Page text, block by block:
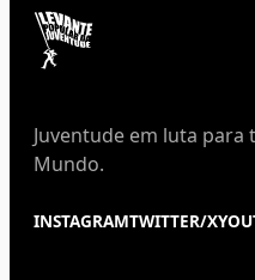
Juventude em luta
Mundo.
INSTAGRAMTWITTER/X